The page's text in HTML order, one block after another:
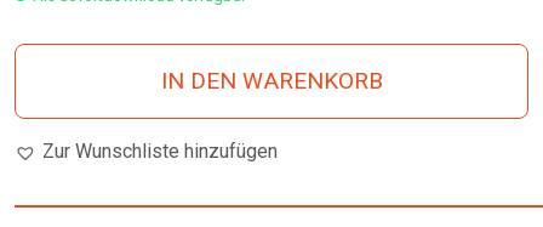
IN DEN WARENKORB
Zur Wunschliste hinzufügen